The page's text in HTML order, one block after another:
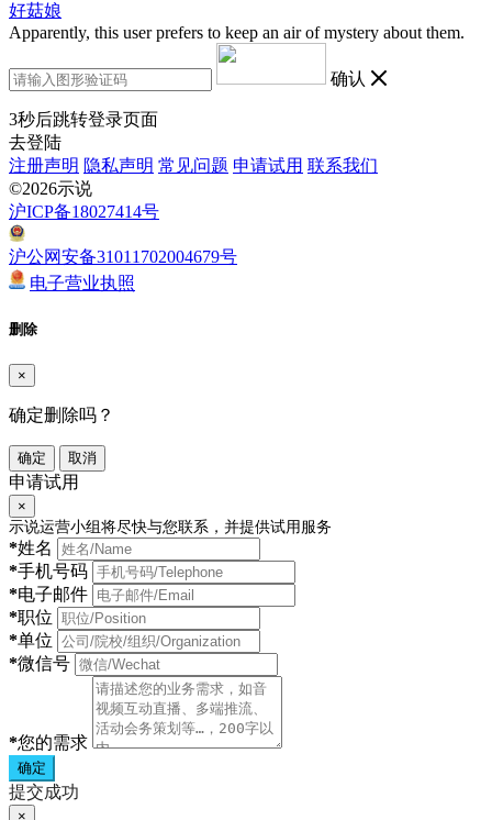
好菇娘
Apparently, this user prefers to keep an air of mystery about them.
确认
3秒后跳转登录页面
去登陆
注册声明 隐私声明 常见问题 申请试用 联系我们
©2026示说
沪ICP备18027414号
沪公网安备31011702004679号
电子营业执照
删除
×
确定删除吗？
确定 取消
申请试用
×
示说运营小组将尽快与您联系，并提供试用服务
*姓名
*手机号码
*电子邮件
*职位
*单位
*微信号
*您的需求
确定
提交成功
×